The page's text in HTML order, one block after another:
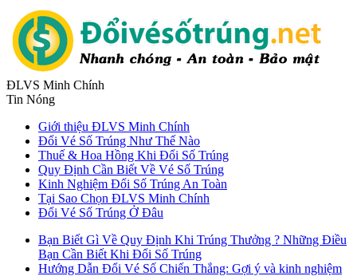
ĐLVS Minh Chính
Tin Nóng
Giới thiệu ĐLVS Minh Chính
Đổi Vé Số Trúng Như Thế Nào
Thuế & Hoa Hồng Khi Đổi Số Trúng
Quy Định Cần Biết Về Vé Số Trúng
Kinh Nghiệm Đổi Số Trúng An Toàn
Tại Sao Chọn ĐLVS Minh Chính
Đổi Vé Số Trúng Ở Đâu
Bạn Biết Gì Về Quy Định Khi Trúng Thưởng ? Những Điều
Bạn Cần Biết Khi Đổi Số Trúng
Hướng Dẫn Đổi Vé Số Chiến Thắng: Gợi ý và kinh nghiệm